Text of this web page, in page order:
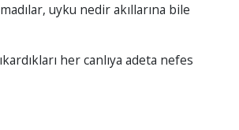
uyku nedir akıllarına bile
her canlıya adeta nefes